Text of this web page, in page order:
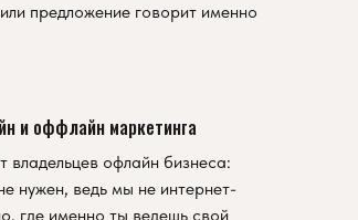
предложение говорит именно
и оффлайн маркетинга
офлайн бизнеса:
нужен, ведь мы не интернет-
где именно ты ведешь свой